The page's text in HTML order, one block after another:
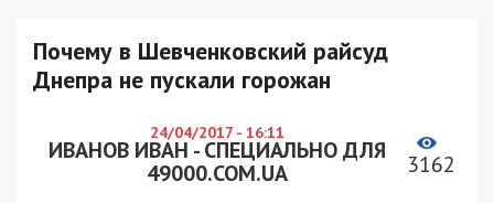
Почему в Шевченковский райсуд
Днепра не пускали горожан
24/04/2017 - 16:11
ИВАНОВ ИВАН - СПЕЦИАЛЬНО ДЛЯ
49000.COM.UA
3162